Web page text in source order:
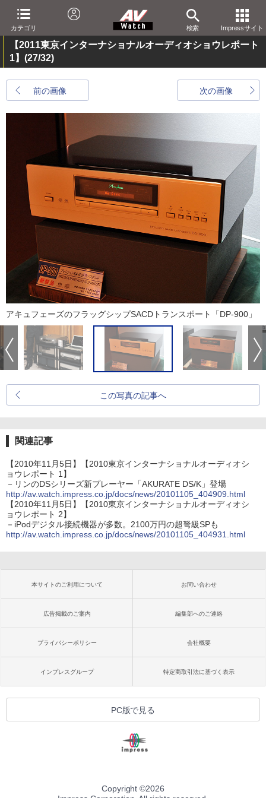
カテゴリ 検索 Impressサイト
【2011東京インターナショナルオーディオショウレポート
1】 (27/32)
前の画像 次の画像
アキュフェーズのフラッグシップSACDトランスポート「DP-900」
この写真の記事へ
関連記事
【2010年11月5日】【2010東京インターナショナルオーディオシ
ョウレポート 1】
－リンのDSシリーズ新プレーヤー「AKURATE DS/K」登場
http://av.watch.impress.co.jp/docs/news/20101105_404909.html
【2010年11月5日】【2010東京インターナショナルオーディオシ
ョウレポート 2】
－iPodデジタル接続機器が多数。2100万円の超弩級SPも
http://av.watch.impress.co.jp/docs/news/20101105_404931.html
本サイトのご利用について お問い合わせ
広告掲載のご案内 編集部へのご連絡
プライバシーポリシー 会社概要
インプレスグループ 特定商取引法に基づく表示
PC版で見る
Copyright ©2026